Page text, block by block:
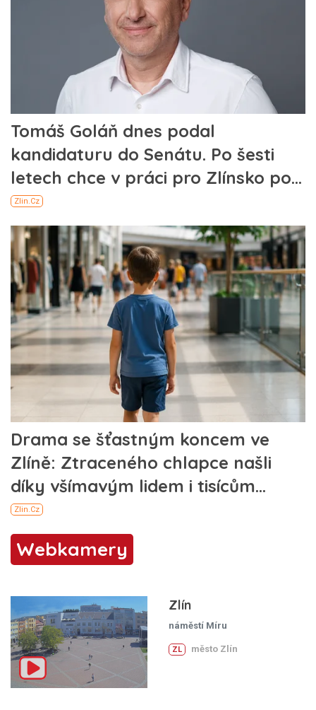
Webkamery
Zlín
náměstí Míru
ZL město Zlín